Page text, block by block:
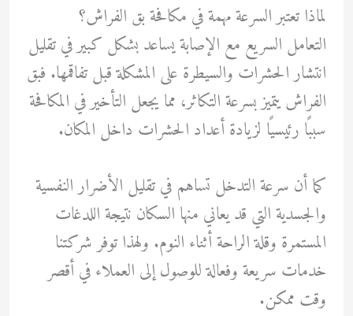
لماذا تعتبر السرعة مهمة في مكافحة بق الفراش؟
التعامل السريع مع الإصابة يساعد بشكل كبير في تقليل
انتشار الحشرات والسيطرة على المشكلة قبل تفاقمها. فبق
الفراش يتميز بسرعة التكاثر، مما يجعل التأخير في المكافحة
سببًا رئيسيًا لزيادة أعداد الحشرات داخل المكان.
كما أن سرعة التدخل تساهم في تقليل الأضرار النفسية
والجسدية التي قد يعاني منها السكان نتيجة اللدغات
المستمرة وقلة الراحة أثناء النوم. ولهذا توفر شركتنا
خدمات سريعة وفعالة للوصول إلى العملاء في أقصر
وقت ممكن.